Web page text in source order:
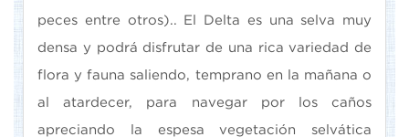
peces entre otros).. El Delta es una selva muy
densa y podrá disfrutar de una rica variedad de
flora y fauna saliendo, temprano en la mañana o
al atardecer, para navegar por los caños
apreciando la espesa vegetación selvática